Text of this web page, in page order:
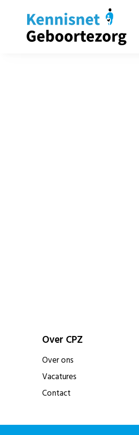
Over CPZ
Over ons
Vacatures
Contact